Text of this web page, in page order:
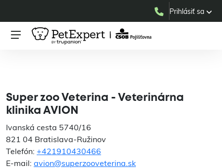
Prihlásiť sa
Super zoo Veterina - Veterinárna
klinika AVION
Ivanská cesta 5740/16
821 04 Bratislava-Ružinov
Telefón: +421910430466
E-mail: avion@superzooveterina.sk